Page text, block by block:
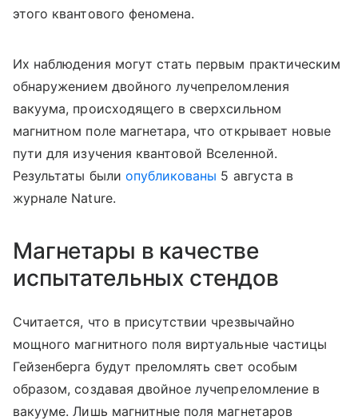
этого квантового феномена.
Их наблюдения могут стать первым практическим
обнаружением двойного лучепреломления
вакуума, происходящего в сверхсильном
магнитном поле магнетара, что открывает новые
пути для изучения квантовой Вселенной.
Результаты были опубликованы 5 августа в
журнале Nature.
Магнетары в качестве
испытательных стендов
Считается, что в присутствии чрезвычайно
мощного магнитного поля виртуальные частицы
Гейзенберга будут преломлять свет особым
образом, создавая двойное лучепреломление в
вакууме. Лишь магнитные поля магнетаров